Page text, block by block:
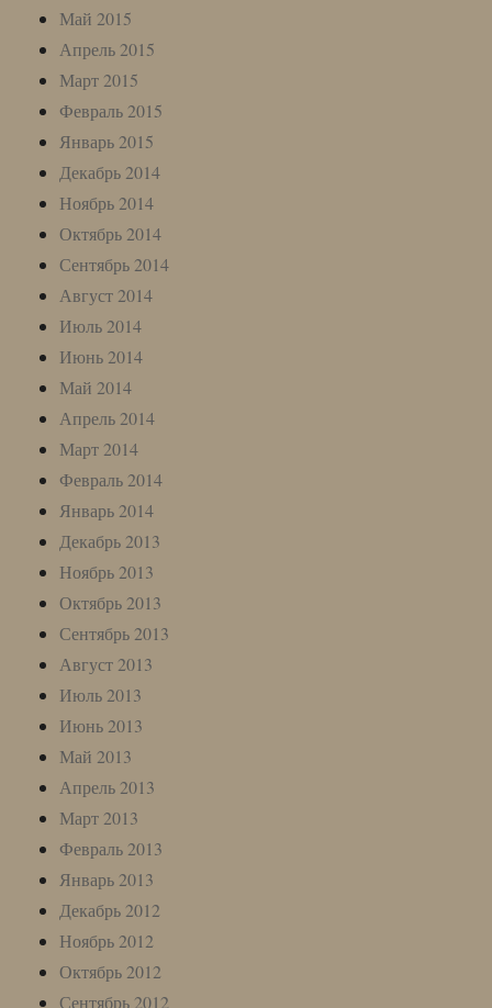
Май 2015
Апрель 2015
Март 2015
Февраль 2015
Январь 2015
Декабрь 2014
Ноябрь 2014
Октябрь 2014
Сентябрь 2014
Август 2014
Июль 2014
Июнь 2014
Май 2014
Апрель 2014
Март 2014
Февраль 2014
Январь 2014
Декабрь 2013
Ноябрь 2013
Октябрь 2013
Сентябрь 2013
Август 2013
Июль 2013
Июнь 2013
Май 2013
Апрель 2013
Март 2013
Февраль 2013
Январь 2013
Декабрь 2012
Ноябрь 2012
Октябрь 2012
Сентябрь 2012